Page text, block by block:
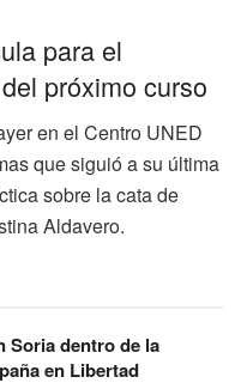
para el
próximo curso
en el Centro UNED
que siguió a su última
sobre la cata de
Aldavero.
Soria dentro de la
en Libertad